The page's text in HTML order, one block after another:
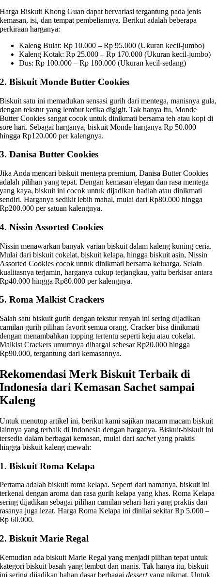
Harga Biskuit Khong Guan dapat bervariasi tergantung pada jenis
kemasan, isi, dan tempat pembeliannya. Berikut adalah beberapa
perkiraan harganya:
Kaleng Bulat: Rp 10.000 – Rp 95.000 (Ukuran kecil-jumbo)
Kaleng Kotak: Rp 25.000 – Rp 170.000 (Ukuran kecil-jumbo)
Dus: Rp 100.000 – Rp 180.000 (Ukuran kecil-sedang)
2. Biskuit Monde Butter Cookies
Biskuit satu ini memadukan sensasi gurih dari mentega, manisnya gula,
dengan tekstur yang lembut ketika digigit. Tak hanya itu, Monde
Butter Cookies sangat cocok untuk dinikmati bersama teh atau kopi di
sore hari. Sebagai harganya, biskuit Monde harganya Rp 50.000
hingga Rp120.000 per kalengnya.
3. Danisa Butter Cookies
Jika Anda mencari biskuit mentega premium, Danisa Butter Cookies
adalah pilihan yang tepat. Dengan kemasan elegan dan rasa mentega
yang kaya, biskuit ini cocok untuk dijadikan hadiah atau dinikmati
sendiri. Harganya sedikit lebih mahal, mulai dari Rp80.000 hingga
Rp200.000 per satuan kalengnya.
4. Nissin Assorted Cookies
Nissin menawarkan banyak varian biskuit dalam kaleng kuning ceria.
Mulai dari biskuit cokelat, biskuit kelapa, hingga biskuit asin, Nissin
Assorted Cookies cocok untuk dinikmati bersama keluarga. Selain
kualitasnya terjamin, harganya cukup terjangkau, yaitu berkisar antara
Rp40.000 hingga Rp80.000 per kalengnya.
5. Roma Malkist Crackers
Salah satu biskuit gurih dengan tekstur renyah ini sering dijadikan
camilan gurih pilihan favorit semua orang. Cracker bisa dinikmati
dengan menambahkan topping tertentu seperti keju atau cokelat.
Malkist Crackers umumnya dihargai sebesar Rp20.000 hingga
Rp90.000, tergantung dari kemasannya.
Rekomendasi Merk Biskuit Terbaik di
Indonesia dari Kemasan Sachet sampai
Kaleng
Untuk menutup artikel ini, berikut kami sajikan macam macam biskuit
lainnya yang terbaik di Indonesia dengan harganya. Biskuit-biskuit ini
tersedia dalam berbagai kemasan, mulai darisachetyang praktis
hingga biskuit kaleng mewah:
1. Biskuit Roma Kelapa
Pertama adalah biskuit roma kelapa. Seperti dari namanya, biskuit ini
terkenal dengan aroma dan rasa gurih kelapa yang khas. Roma Kelapa
sering dijadikan sebagai pilihan camilan sehari-hari yang praktis dan
rasanya juga lezat. Harga Roma Kelapa ini dinilai sekitar Rp 5.000 –
Rp 60.000.
2. Biskuit Marie Regal
Kemudian ada biskuit Marie Regal yang menjadi pilihan tepat untuk
kategori biskuit basah yang lembut dan manis. Tak hanya itu, biskuit
ini sering dijadikan bahan dasar berbagaidessertyang nikmat. Untuk